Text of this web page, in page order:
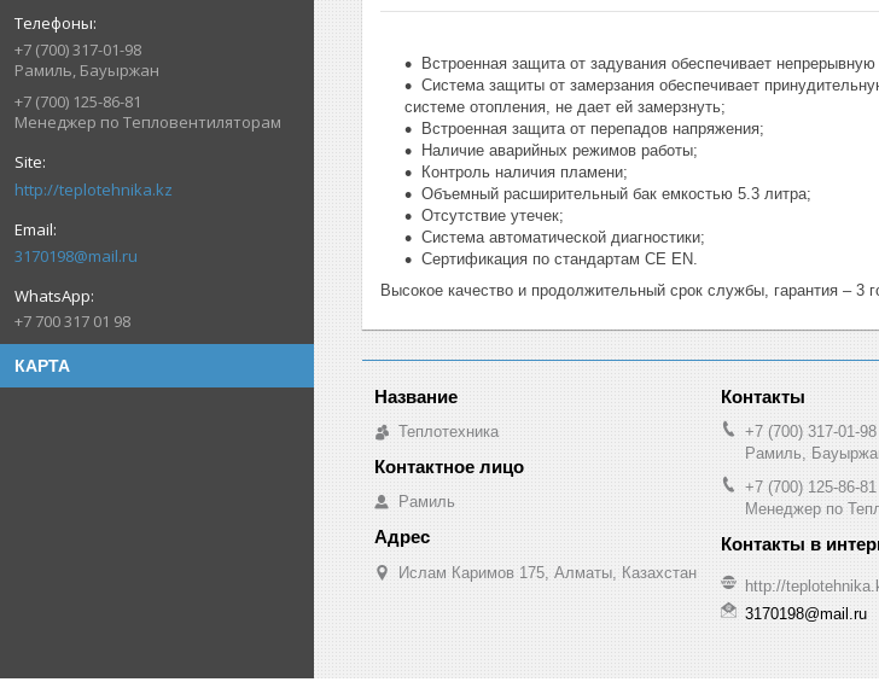
+7 (700) 317-01-98
Рамиль, Бауыржан
+7 (700) 125-86-81
Менеджер по Тепловентиляторам
http://teplotehnika.kz
3170198@mail.ru
+7 700 317 01 98
КАРТА
Встроенная защита от задувания обеспечивает
Система защиты от замерзания обеспечивает
системе отопления, не дает ей замерзнуть;
Встроенная защита от перепадов напряжения;
Наличие аварийных режимов работы;
Контроль наличия пламени;
Объемный расширительный бак емкостью 5.3 литра;
Отсутствие утечек;
Система автоматической диагностики;
Сертификация по стандартам СЕ EN.
Высокое качество и продолжительный срок службы, гарантия – 3
Теплотехника
Рамиль
Ислам Каримов 175, Алматы, Казахстан
+7 (700) 317-01-98
Рамиль,
+7 (700) 125-86-81
Менеджер по
http://
3170198@mail.ru